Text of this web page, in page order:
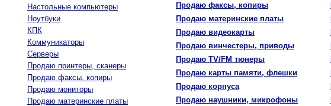
Настольные компьютеры
Ноутбуки
КПК
Коммуникаторы
Серверы
Продаю принтеры, сканеры
Продаю факсы, копиры
Продаю мониторы
Продаю материнские платы
Продаю факсы, копиры
Продаю материнские платы
Продаю видеокарты
Продаю винчестеры, приводы
Продаю TV/FM тюнеры
Продаю карты памяти, флешки
Продаю корпуса
Продаю наушники, микрофоны